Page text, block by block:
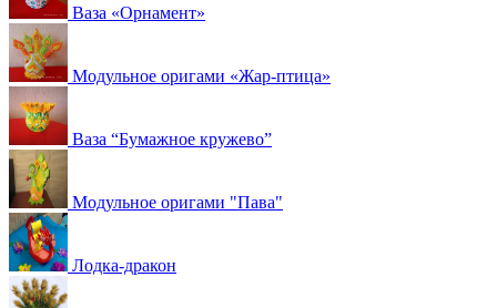
Ваза «Орнамент»
Модульное оригами «Жар-птица»
Ваза “Бумажное кружево”
Модульное оригами "Пава"
Лодка-дракон